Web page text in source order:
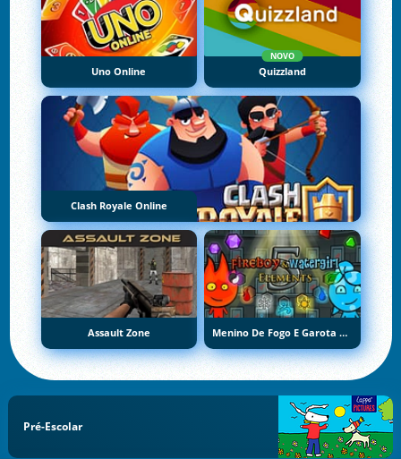
Uno Online
NOVO
Quizzland
Clash Royale Online
Assault Zone Menino De Fogo E Garota De Água 5: Elementos
Pré-Escolar